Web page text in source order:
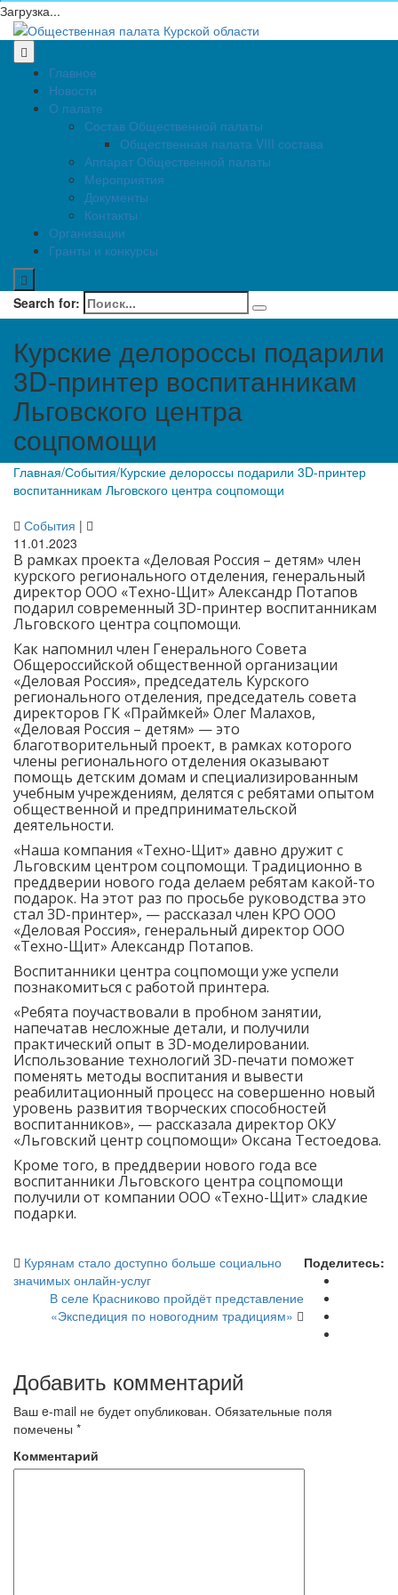
Загрузка...
Главное
Новости
О палате
Состав Общественной палаты
Общественная палата VIII состава
Аппарат Общественной палаты
Мероприятия
Документы
Контакты
Организации
Гранты и конкурсы
Search for:
Курские делороссы подарили
3D-принтер воспитанникам
Льговского центра
соцпомощи
Главная/События/Курские делороссы подарили 3D-принтер
воспитанникам Льговского центра соцпомощи
События |
11.01.2023
В рамках проекта «Деловая Россия – детям» член
курского регионального отделения, генеральный
директор ООО «Техно-Щит» Александр Потапов
подарил современный 3D-принтер воспитанникам
Льговского центра соцпомощи.
Как напомнил член Генерального Совета
Общероссийской общественной организации
«Деловая Россия», председатель Курского
регионального отделения, председатель совета
директоров ГК «Праймкей» Олег Малахов,
«Деловая Россия – детям» — это
благотворительный проект, в рамках которого
члены регионального отделения оказывают
помощь детским домам и специализированным
учебным учреждениям, делятся с ребятами опытом
общественной и предпринимательской
деятельности.
«Наша компания «Техно-Щит» давно дружит с
Льговским центром соцпомощи. Традиционно в
преддверии нового года делаем ребятам какой-то
подарок. На этот раз по просьбе руководства это
стал 3D-принтер», — рассказал член КРО ООО
«Деловая Россия», генеральный директор ООО
«Техно-Щит» Александр Потапов.
Воспитанники центра соцпомощи уже успели
познакомиться с работой принтера.
«Ребята поучаствовали в пробном занятии,
напечатав несложные детали, и получили
практический опыт в 3D-моделировании.
Использование технологий 3D-печати поможет
поменять методы воспитания и вывести
реабилитационный процесс на совершенно новый
уровень развития творческих способностей
воспитанников», — рассказала директор ОКУ
«Льговский центр соцпомощи» Оксана Тестоедова.
Кроме того, в преддверии нового года все
воспитанники Льговского центра соцпомощи
получили от компании ООО «Техно-Щит» сладкие
подарки.
Поделитесь:
Курянам стало доступно больше социально
значимых онлайн-услуг
В селе Красниково пройдёт представление
«Экспедиция по новогодним традициям»
Добавить комментарий
Ваш e-mail не будет опубликован. Обязательные поля
помечены *
Комментарий